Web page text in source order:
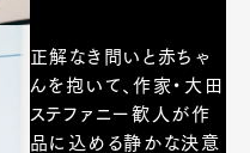
正解なき問いと赤ちゃ
んを抱いて、作家・大田
ステファニー歓人が作
品に込める静かな決意